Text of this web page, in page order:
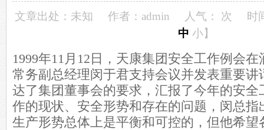
文章出处：未知 作者：admin 人气： 次
时
中 小】
1999年11月12日，天康集团安全工作例会
常务副总经理闵于君支持会议并发表重要讲
达了集团董事会的要求，汇报了今年的安
作的现状、安全形势和存在的问题，闵总
生产形势总体上是平衡和可控的，但他希